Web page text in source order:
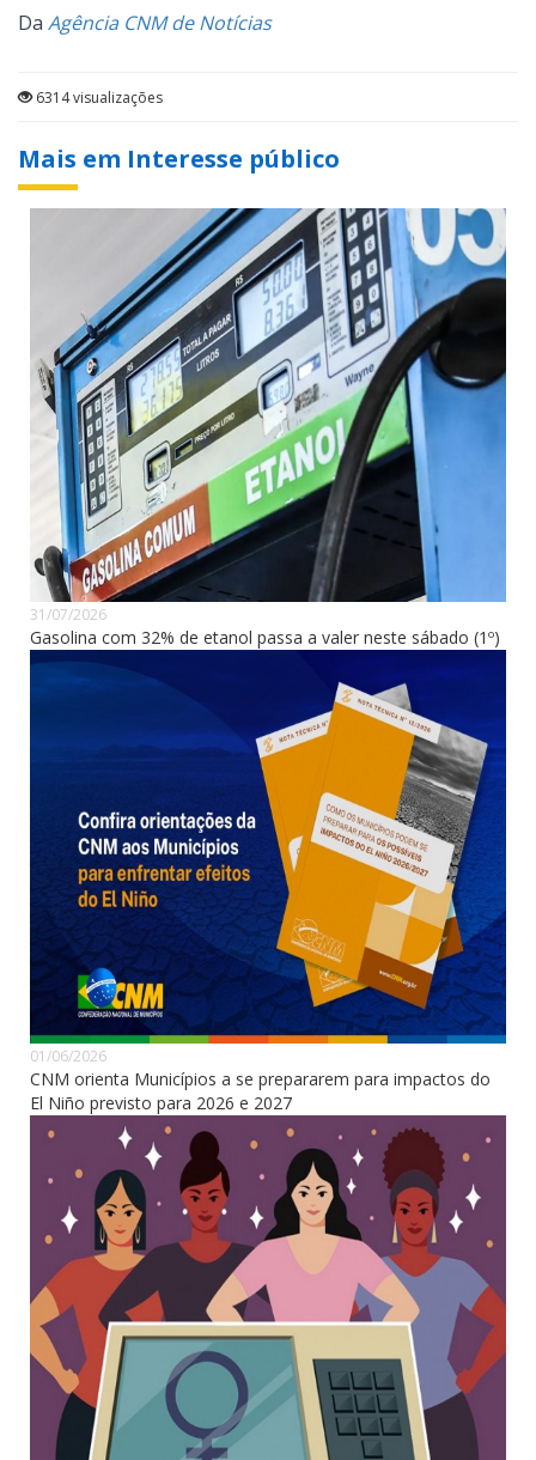
Da Agência CNM de Notícias
6314 visualizações
Mais em Interesse público
31/07/2026
Gasolina com 32% de etanol passa a valer neste sábado (1º)
01/06/2026
CNM orienta Municípios a se prepararem para impactos do
El Niño previsto para 2026 e 2027